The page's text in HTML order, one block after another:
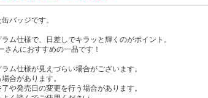
バッジです。
ム仕様で、日差しでキラッと輝くのがポイント。
んにおすすめの一品です！
ム仕様が見えづらい場合がございます。
合があります。
や発売日の変更を行う場合があります。